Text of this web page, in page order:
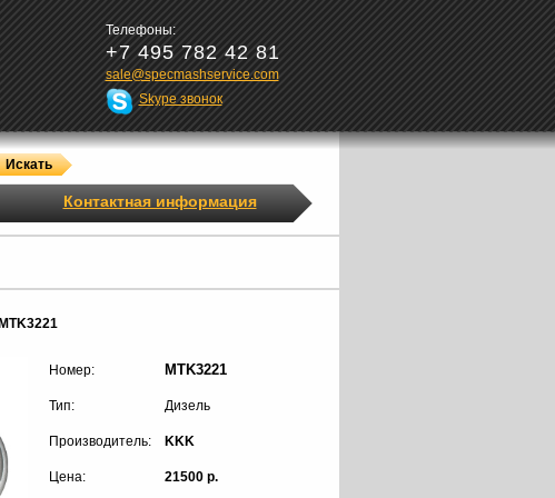
Телефоны:
+7 495 782 42 81
sale@specmashservice.com
Skype звонок
Контактная информация
Номер: MTK3221
Тип: Дизель
Производитель: KKK
Цена: 21500 р.